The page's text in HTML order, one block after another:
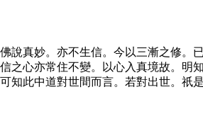
真妙。亦不生信。今以三漸之修
心亦常住不變。以心入真境故。明
此中道對世間而言。若對出世。祇